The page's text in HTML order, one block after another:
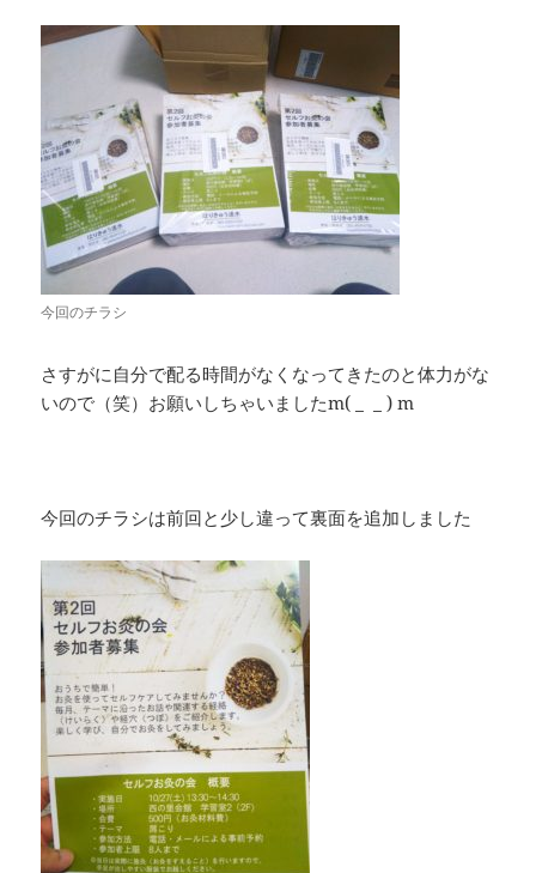
今回のチラシ
さすがに自分で配る時間がなくなってきたのと体力がな
いので（笑）お願いしちゃいましたm( _ _ ) m
今回のチラシは前回と少し違って裏面を追加しました